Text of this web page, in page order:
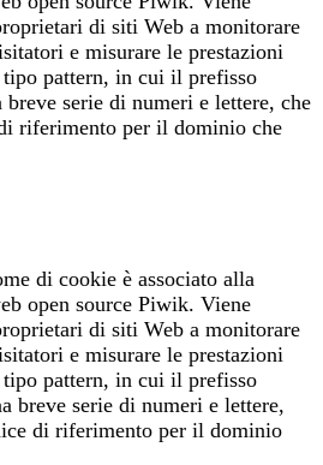
di siti Web a monitorare
e misurare le prestazioni
pattern, in cui il prefisso
breve serie di numeri e lettere, che
riferimento per il dominio che
di cookie è associato alla
open source Piwik. Viene
di siti Web a monitorare
e misurare le prestazioni
pattern, in cui il prefisso
breve serie di numeri e lettere,
di riferimento per il dominio